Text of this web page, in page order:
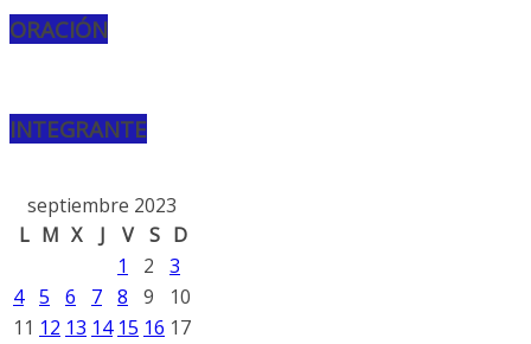
ORACIÓN
INTEGRANTE
septiembre 2023
L M X J V S D
1
2
3
4 5 6 7 8 9
10
11 12 13 14 15 16 17